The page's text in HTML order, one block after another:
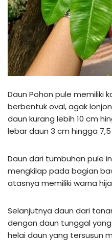
Daun Pohon pule memiliki
berbentuk oval, agak
daun kurang lebih 10 cm
lebar daun 3 cm hingga
Daun dari tumbuhan pule
mengkilap pada bagian
atasnya memiliki warna
Selanjutnya daun dari
dengan daun tunggal
helai daun yang tersusun